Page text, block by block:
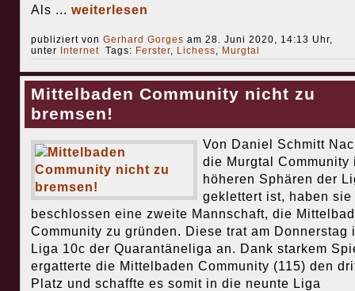
Als ... weiterlesen
publiziert von Gerhard Gorges am 28. Juni 2020, 14:13 Uhr,
unter
InternetTags: Ferster, Lichess, Murgtal
Mittelbaden Community nicht zu
bremsen!
Von Daniel Schmitt
die Murgtal Community
höheren Sphären der
geklettert ist, haben sie
beschlossen eine zweite Mannschaft, die
Community zu gründen. Diese trat am Donnerstag
Liga 10c der Quarantäneliga an. Dank starkem
ergatterte die Mittelbaden Community (115) den
Platz und schaffte es somit in die neunte Liga